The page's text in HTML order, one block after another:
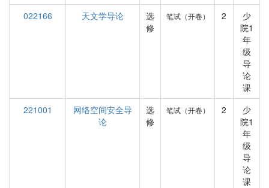
022166
天文学导论
选
修
笔试（开卷） 2
少
院1
年
级
导
论
课
221001
网络空间安全导
论
选
修
笔试（开卷） 2
少
院1
年
级
导
论
课